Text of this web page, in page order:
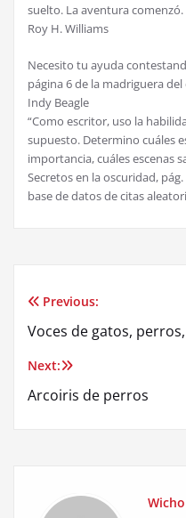
suelto. La aventura comenzó.
Roy H. Williams
Necesito tu ayuda
página 6 de la madriguera
Indy Beagle
“Como escritor, uso la
supuesto. Determino cuáles
importancia, cuáles escenas
Secretos en la oscuridad,
base de datos de citas
Post
navigation
Previous:
Voces de gatos,
Next:
Arcoiris de perros